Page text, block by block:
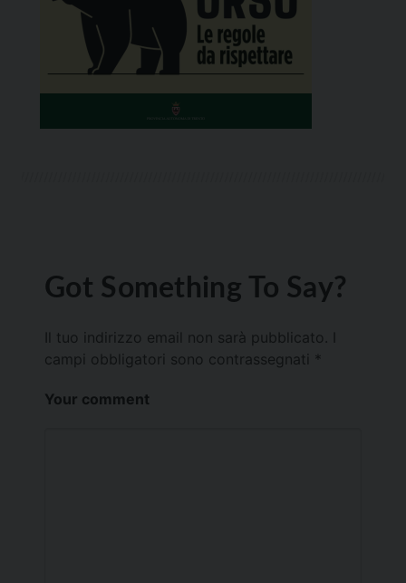
Got Something To Say?
Il tuo indirizzo email non sarà pubblicato.
campi obbligatori sono contrassegnati *
Your comment